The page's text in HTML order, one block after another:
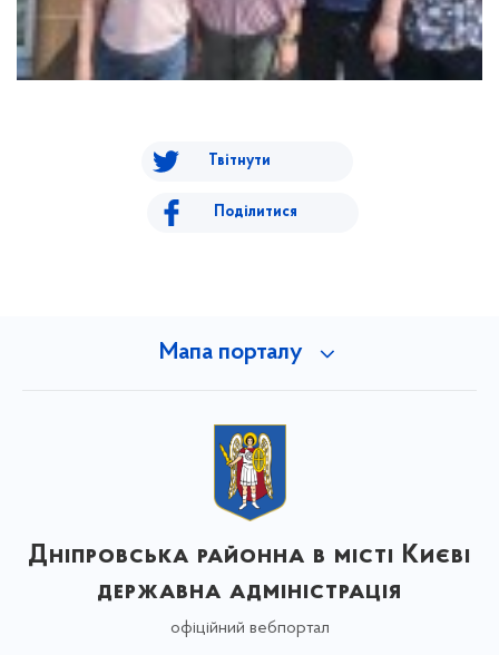
Твітнути
Поділитися
Мапа порталу
Дніпровська районна в місті Києві
державна адміністрація
офіційний вебпортал